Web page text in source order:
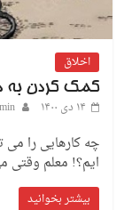
اخلاق
کمک کردن به
۱۴ دی ۱۴۰۰
چه کارهایی را می
ایم؟! معلم وقتی
بیشتر بخوانید